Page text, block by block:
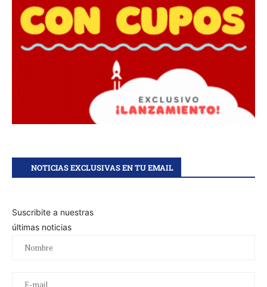
NOTICIAS EXCLUSIVAS EN TU EMAIL
Suscribite a nuestras
últimas noticias